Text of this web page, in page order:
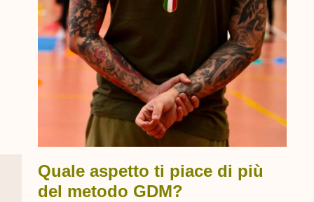
Quale aspetto ti piace di più
del metodo GDM?